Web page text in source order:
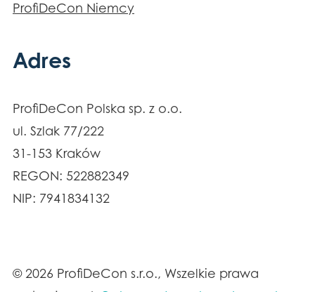
ProfiDeCon Niemcy
Adres
ProfiDeCon Polska sp. z o.o.
ul. Szlak 77/222
31-153 Kraków
REGON: 522882349
NIP: 7941834132
© 2026 ProfiDeCon s.r.o., Wszelkie prawa